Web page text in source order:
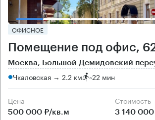
ОФИСНОЕ
Помещение под офис,
Москва, Большой Демидовский
Чкаловская → 2.2 км ~22 мин
Цена
500 000 ₽/кв.м
Cтоимость
3 140